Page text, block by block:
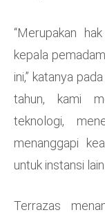
“Merupakan
kepala
ini,” katanya
tahun, kami
teknologi,
menanggapi
untuk instansi
Terrazas